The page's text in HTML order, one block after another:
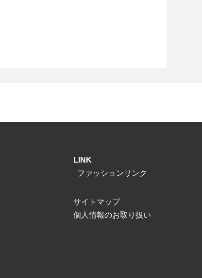
LINK
ファッションリンク
サイトマップ
個人情報のお取り扱い